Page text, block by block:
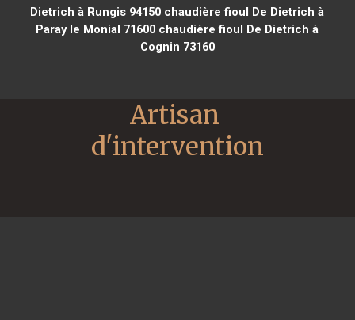
Dietrich à Rungis 94150 chaudière fioul De Dietrich à
Paray le Monial 71600 chaudière fioul De Dietrich à
Cognin 73160
Artisan
d'intervention